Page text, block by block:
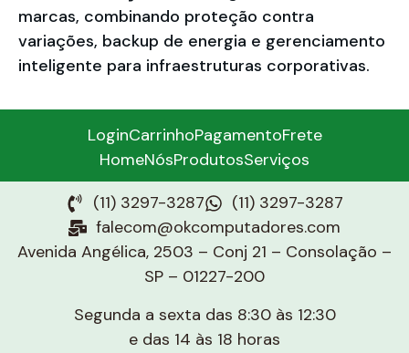
marcas, combinando proteção contra
variações, backup de energia e gerenciamento
inteligente para infraestruturas corporativas.
LoginCarrinhoPagamentoFrete
HomeNósProdutosServiços
(11) 3297-3287
(11) 3297-3287
falecom@okcomputadores.com
Avenida Angélica, 2503 – Conj 21 – Consolação –
SP – 01227-200
Segunda a sexta das 8:30 às 12:30
e das 14 às 18 horas